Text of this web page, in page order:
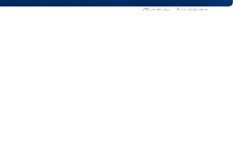
Фото: Ақорда